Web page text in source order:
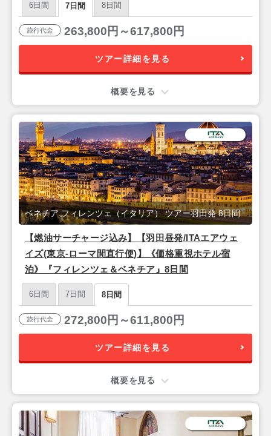
6日間 7日間 8日間
旅行代金 263,800円～617,800円
ツアー詳細を見る
概要を見る
【燃油サーチャージ込み】【羽田昼発/ITAエアウェ
イズ(東京-ローマ間直行便)】《価格重視ホテル宿
泊》『フィレンツェ＆ベネチア』8日間
ベネチア,フィレンツェ（イタリア） ツアー羽田発 8日間
6日間 7日間 8日間
旅行代金 272,800円～611,800円
ツアー詳細を見る
概要を見る